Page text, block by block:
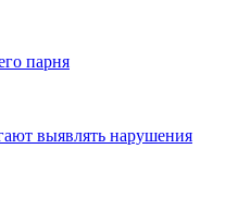
парня
выявлять нарушения